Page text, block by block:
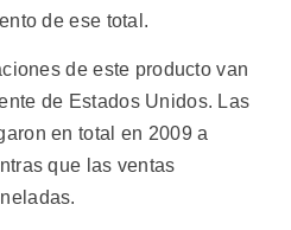
de ese total.
de este producto van
de Estados Unidos. Las
en total en 2009 a
que las ventas